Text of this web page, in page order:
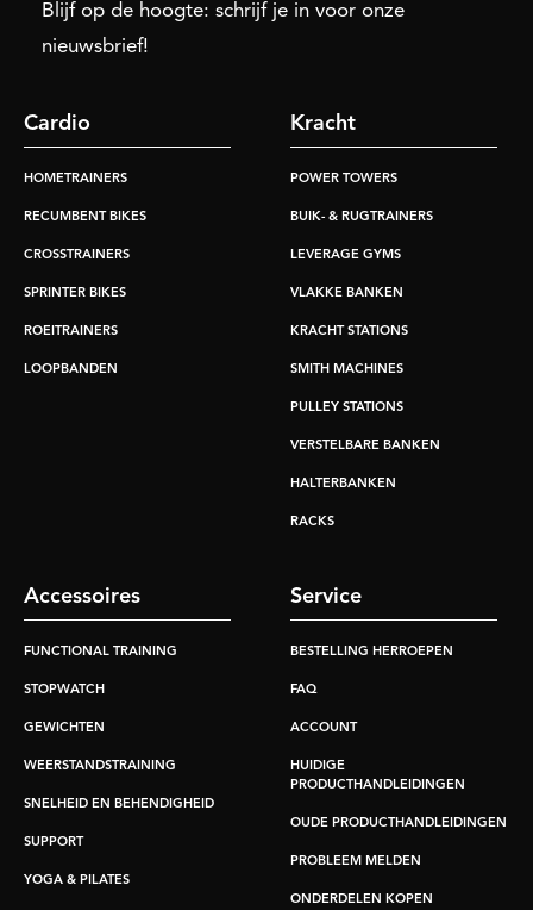
Blijf op de hoogte: schrijf je in voor onze
nieuwsbrief!
Cardio
HOMETRAINERS
RECUMBENT BIKES
CROSSTRAINERS
SPRINTER BIKES
ROEITRAINERS
LOOPBANDEN
Kracht
POWER TOWERS
BUIK- & RUGTRAINERS
LEVERAGE GYMS
VLAKKE BANKEN
KRACHT STATIONS
SMITH MACHINES
PULLEY STATIONS
VERSTELBARE BANKEN
HALTERBANKEN
RACKS
Accessoires
FUNCTIONAL TRAINING
STOPWATCH
GEWICHTEN
WEERSTANDSTRAINING
SNELHEID EN BEHENDIGHEID
SUPPORT
YOGA & PILATES
Service
BESTELLING HERROEPEN
FAQ
ACCOUNT
HUIDIGE
PRODUCTHANDLEIDINGEN
OUDE PRODUCTHANDLEIDINGEN
PROBLEEM MELDEN
ONDERDELEN KOPEN